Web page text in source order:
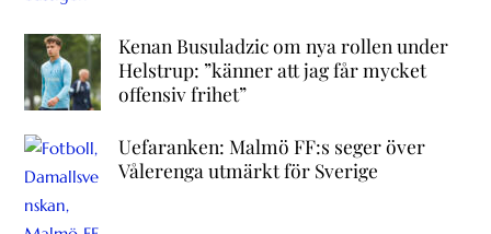
Kenan Busuladzic om nya rollen under
Helstrup: ”känner att jag får mycket
offensiv frihet”
Uefaranken: Malmö FF:s seger över
Vålerenga utmärkt för Sverige